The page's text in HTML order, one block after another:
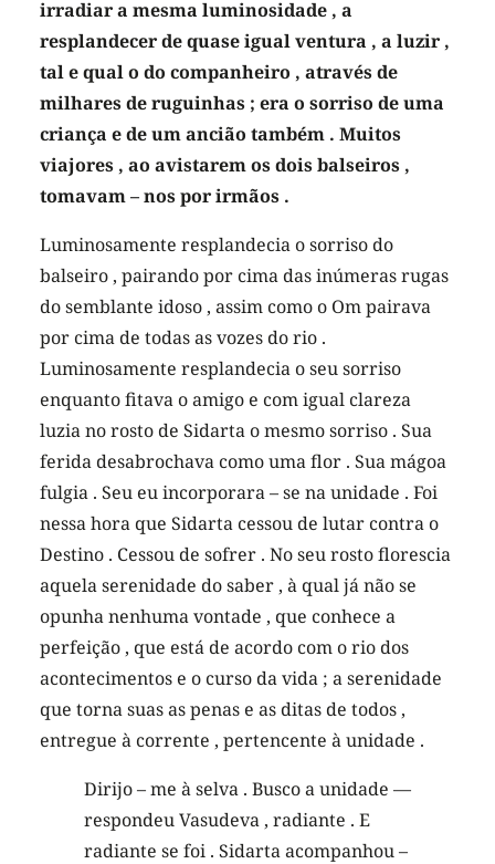
irradiar a mesma luminosidade , a
resplandecer de quase igual ventura , a luzir ,
tal e qual o do companheiro , através de
milhares de ruguinhas ; era o sorriso de uma
criança e de um ancião também . Muitos
viajores , ao avistarem os dois balseiros ,
tomavam – nos por irmãos .
Luminosamente resplandecia o sorriso do
balseiro , pairando por cima das inúmeras rugas
do semblante idoso , assim como o Om pairava
por cima de todas as vozes do rio .
Luminosamente resplandecia o seu sorriso
enquanto fitava o amigo e com igual clareza
luzia no rosto de Sidarta o mesmo sorriso . Sua
ferida desabrochava como uma flor . Sua mágoa
fulgia . Seu eu incorporara – se na unidade . Foi
nessa hora que Sidarta cessou de lutar contra o
Destino . Cessou de sofrer . No seu rosto florescia
aquela serenidade do saber , à qual já não se
opunha nenhuma vontade , que conhece a
perfeição , que está de acordo com o rio dos
acontecimentos e o curso da vida ; a serenidade
que torna suas as penas e as ditas de todos ,
entregue à corrente , pertencente à unidade .
Dirijo – me à selva . Busco a unidade —
respondeu Vasudeva , radiante . E
radiante se foi . Sidarta acompanhou –